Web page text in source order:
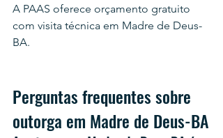
A PAAS oferece orçamento gratuito
com visita técnica em Madre de Deus-
BA.
Perguntas frequentes sobre
outorga em Madre de Deus-BA